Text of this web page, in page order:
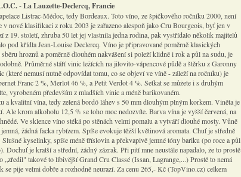
- La Lauzette-Declercq, Francie
Listrac-Médoc, tedy Bordeaux. Toto víno, ze špičkového ročníku 2000, není
v nové klasifikaci z roku 2003 je zařazeno alespoň jako Cru Bourgeois, byť jen v
z 19. století, zhruba 50 let jej vlastnila jedna rodina, pak vystřídalo několik majitelů
pod křídla Jean-Louise Declercq. Víno je připravované poměrně klasických
hroznů a poměrně dlouhém nakvášení si poleží klidně i rok a půl na sudu, je
Průměrné stáří vinic ležících na jilovito-vápencové půdě a štěrku z Garonny
(které nemusí nutně odpovídat tomu, co se objeví ve víně - záleží na ročníku) je
Franc 2 %, Merlot 46 %, a Petit Verdot 4 %. Setkat se můžete i s druhým
vyrobeném především z mladších vinic a méně barikovaném.
a kvalitní vína, tedy zelená bordó láhev s 50 mm dlouhým plným korkem. Viněta je
Ale krom alkoholu 12,5 % se toho moc nedozvíte. Barva vína je vyšší červená, na
Ve sklence víno stéká po stěnách velmi pomalu a vytváří dlouhé mosty. Vůně
žádná facka rybízem. Spíše evokuje těžší květinová aromata. Chuť je středně
kyselinky, spíše méně tříslovin a překvapivě jemné tóny bariku (po roce a půl
Dochuť je kratší a střední, žádný zázrak. Při pití mne neustále napadalo, že to prostě
„zředil" takové to líbivější Grand Cru Classé (Issan, Lagrange,...) Prostě to nemá
se pije velmi dobře a rozhodně neurazí. Za cenu 265,- Kč (TopVino.cz) celkem